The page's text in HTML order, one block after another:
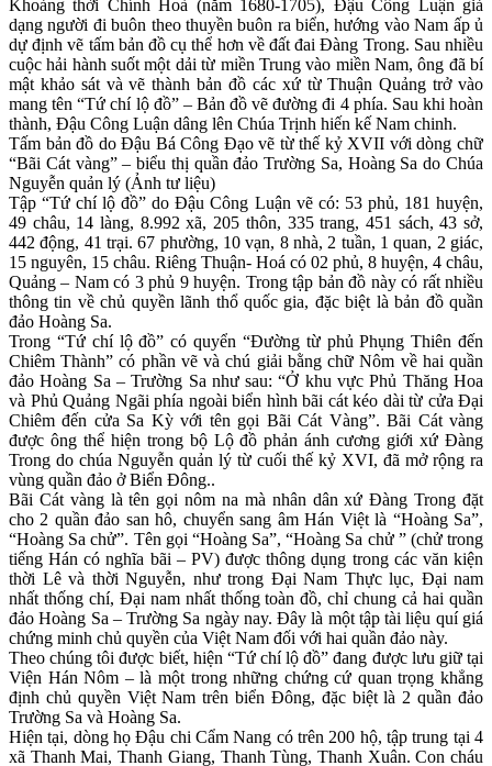
Khoảng thời Chính Hoà (năm 1680-1705), Đậu Công Luận giả
dạng người đi buôn theo thuyền buôn ra biển, hướng vào Nam ấp ủ
dự định vẽ tấm bản đồ cụ thể hơn về đất đai Đàng Trong. Sau nhiều
cuộc hải hành suốt một dải từ miền Trung vào miền Nam, ông đã bí
mật khảo sát và vẽ thành bản đồ các xứ từ Thuận Quảng trở vào
mang tên “Tứ chí lộ đồ” – Bản đồ vẽ đường đi 4 phía. Sau khi hoàn
thành, Đậu Công Luận dâng lên Chúa Trịnh hiến kế Nam chinh.
Tấm bản đồ do Đậu Bá Công Đạo vẽ từ thế kỷ XVII với dòng chữ
“Bãi Cát vàng” – biểu thị quần đảo Trường Sa, Hoàng Sa do Chúa
Nguyễn quản lý (Ảnh tư liệu)
Tập “Tứ chí lộ đồ” do Đậu Công Luận vẽ có: 53 phủ, 181 huyện,
49 châu, 14 làng, 8.992 xã, 205 thôn, 335 trang, 451 sách, 43 sở,
442 động, 41 trại. 67 phường, 10 vạn, 8 nhà, 2 tuần, 1 quan, 2 giác,
15 nguyên, 15 châu. Riêng Thuận- Hoá có 02 phủ, 8 huyện, 4 châu,
Quảng – Nam có 3 phủ 9 huyện. Trong tập bản đồ này có rất nhiều
thông tin về chủ quyền lãnh thổ quốc gia, đặc biệt là bản đồ quần
đảo Hoàng Sa.
Trong “Tứ chí lộ đồ” có quyển “Đường từ phủ Phụng Thiên đến
Chiêm Thành” có phần vẽ và chú giải bằng chữ Nôm về hai quần
đảo Hoàng Sa – Trường Sa như sau: “Ở khu vực Phủ Thăng Hoa
và Phủ Quảng Ngãi phía ngoài biển hình bãi cát kéo dài từ cửa Đại
Chiêm đến cửa Sa Kỳ với tên gọi Bãi Cát Vàng”. Bãi Cát vàng
được ông thể hiện trong bộ Lộ đồ phản ánh cương giới xứ Đàng
Trong do chúa Nguyễn quản lý từ cuối thế kỷ XVI, đã mở rộng ra
vùng quần đảo ở Biển Đông..
Bãi Cát vàng là tên gọi nôm na mà nhân dân xứ Đàng Trong đặt
cho 2 quần đảo san hô, chuyển sang âm Hán Việt là “Hoàng Sa”,
“Hoàng Sa chử”. Tên gọi “Hoàng Sa”, “Hoàng Sa chử ” (chử trong
tiếng Hán có nghĩa bãi – PV) được thông dụng trong các văn kiện
thời Lê và thời Nguyễn, như trong Đại Nam Thực lục, Đại nam
nhất thống chí, Đại nam nhất thống toàn đồ, chỉ chung cả hai quần
đảo Hoàng Sa – Trường Sa ngày nay. Đây là một tập tài liệu quí giá
chứng minh chủ quyền của Việt Nam đối với hai quần đảo này.
Theo chúng tôi được biết, hiện “Tứ chí lộ đồ” đang được lưu giữ tại
Viện Hán Nôm – là một trong những chứng cứ quan trọng khẳng
định chủ quyền Việt Nam trên biển Đông, đặc biệt là 2 quần đảo
Trường Sa và Hoàng Sa.
Hiện tại, dòng họ Đậu chi Cẩm Nang có trên 200 hộ, tập trung tại 4
xã Thanh Mai, Thanh Giang, Thanh Tùng, Thanh Xuân. Con cháu